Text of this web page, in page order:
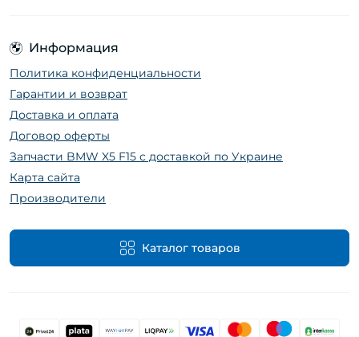
Информация
Политика конфиденциальности
Гарантии и возврат
Доставка и оплата
Договор оферты
Запчасти BMW X5 F15 с доставкой по Украине
Карта сайта
Производители
Каталог товаров